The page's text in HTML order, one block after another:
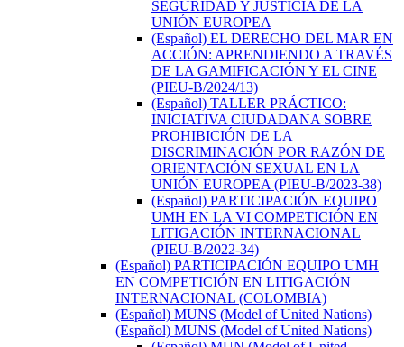
SEGURIDAD Y JUSTICIA DE LA
UNIÓN EUROPEA
(Español) EL DERECHO DEL MAR EN
ACCIÓN: APRENDIENDO A TRAVÉS
DE LA GAMIFICACIÓN Y EL CINE
(PIEU-B/2024/13)
(Español) TALLER PRÁCTICO:
INICIATIVA CIUDADANA SOBRE
PROHIBICIÓN DE LA
DISCRIMINACIÓN POR RAZÓN DE
ORIENTACIÓN SEXUAL EN LA
UNIÓN EUROPEA (PIEU-B/2023-38)
(Español) PARTICIPACIÓN EQUIPO
UMH EN LA VI COMPETICIÓN EN
LITIGACIÓN INTERNACIONAL
(PIEU-B/2022-34)
(Español) PARTICIPACIÓN EQUIPO UMH
EN COMPETICIÓN EN LITIGACIÓN
INTERNACIONAL (COLOMBIA)
(Español) MUNS (Model of United Nations)
(Español) MUNS (Model of United Nations)